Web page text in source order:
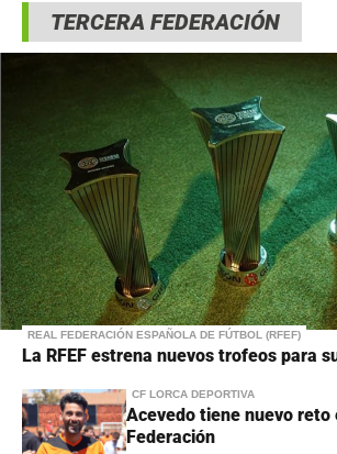
TERCERA FEDERACIÓN
REAL FEDERACIÓN ESPAÑOLA DE FÚTBOL (RFEF)
La RFEF estrena nuevos trofeos para
CF LORCA DEPORTIVA
Acevedo tiene nuevo reto
Federación